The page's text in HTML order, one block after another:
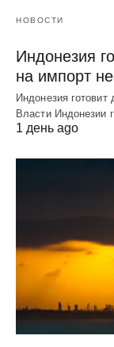
НОВОСТИ
Индонезия
на импорт
Индонезия
Власти Индонезии
1 день ago